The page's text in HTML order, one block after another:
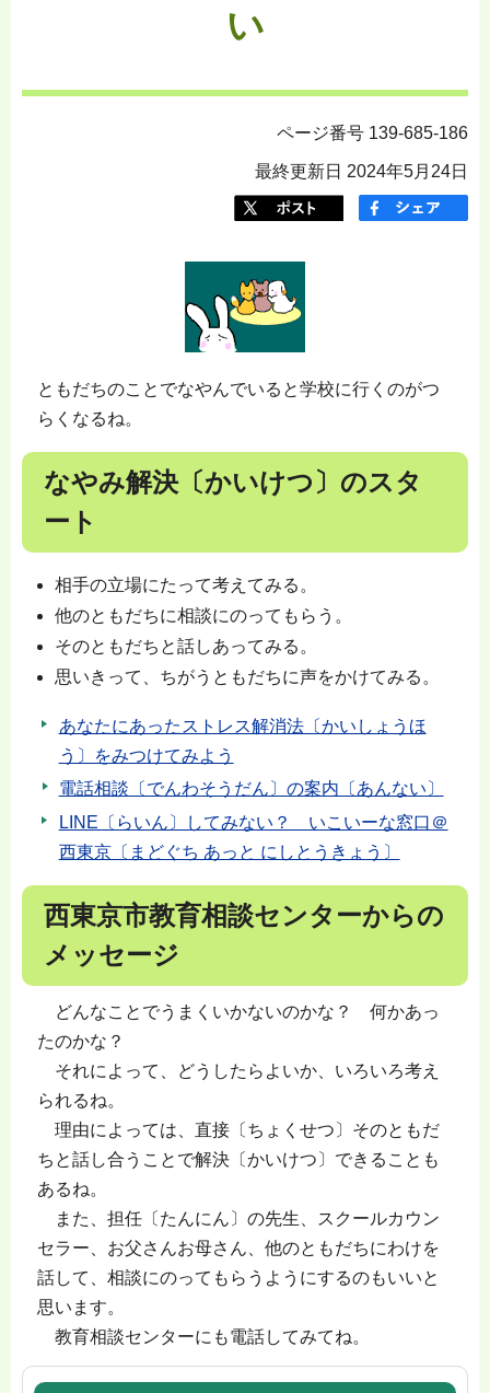
い
ページ番号 139-685-186
最終更新日 2024年5月24日
ともだちのことでなやんでいると学校に行くのがつ
らくなるね。
なやみ解決〔かいけつ〕のスタ
ート
相手の立場にたって考えてみる。
他のともだちに相談にのってもらう。
そのともだちと話しあってみる。
思いきって、ちがうともだちに声をかけてみる。
あなたにあったストレス解消法〔かいしょうほ
う〕をみつけてみよう
電話相談〔でんわそうだん〕の案内〔あんない〕
LINE〔らいん〕してみない？ いこいーな窓口＠
西東京〔まどぐち あっと にしとうきょう〕
西東京市教育相談センターからの
メッセージ
どんなことでうまくいかないのかな？ 何かあっ
たのかな？
それによって、どうしたらよいか、いろいろ考え
られるね。
理由によっては、直接〔ちょくせつ〕そのともだ
ちと話し合うことで解決〔かいけつ〕できることも
あるね。
また、担任〔たんにん〕の先生、スクールカウン
セラー、お父さんお母さん、他のともだちにわけを
話して、相談にのってもらうようにするのもいいと
思います。
教育相談センターにも電話してみてね。